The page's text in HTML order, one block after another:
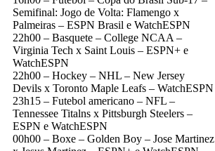
Semifinal: Jogo de Volta: Flamengo x
Palmeiras – ESPN Brasil e WatchESPN
22h00 – Basquete – College NCAA –
Virginia Tech x Saint Louis – ESPN+ e
WatchESPN
22h00 – Hockey – NHL – New Jersey
Devils x Toronto Maple Leafs – WatchESPN
23h15 – Futebol americano – NFL –
Tennessee Titalns x Pittsburgh Steelers –
ESPN e WatchESPN
00h00 – Boxe – Golden Boy – Jose Martinez